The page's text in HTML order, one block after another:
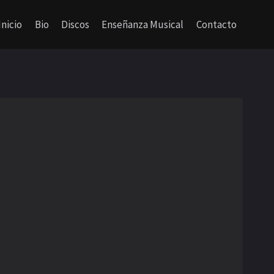
Bio Discos Enseñanza Musical Contacto